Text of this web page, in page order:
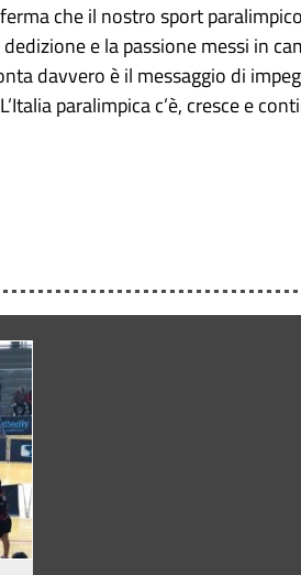
che il nostro sport
e la passione messi in
davvero è il messaggio di
paralimpica c’è, cresce e